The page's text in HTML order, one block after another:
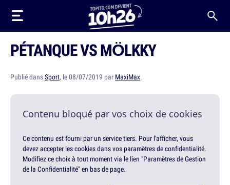
PÉTANQUE VS MÖLKKY
Publié dansSport, le 08/07/2019 par MaxiMax
Contenu bloqué par vos choix de cookies
Ce contenu est fourni par un service tiers. Pour l'afficher, vous
devez accepter les cookies dans vos paramètres de confidentialité.
Modifiez ce choix à tout moment via le lien "Paramètres de Gestion
de la Confidentialité" en bas de page.